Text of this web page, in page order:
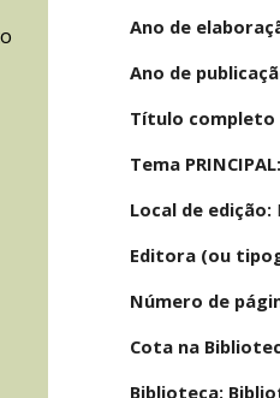
Ano de
Ano de
Título completo
Tema PRINCIPAL:
Local de edição:
Editora (ou
Número de
Cota na
Biblioteca: